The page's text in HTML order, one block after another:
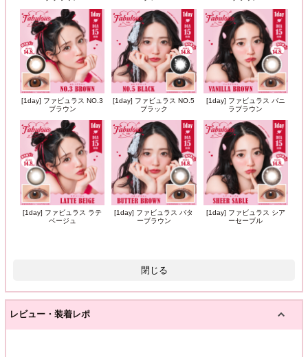
[1day] ファビュラス NO.3
ブラウン
[1day] ファビュラス NO.5
ブラック
[1day] ファビュラス バニ
ラブラウン
[1day] ファビュラス ラテ
ベージュ
[1day] ファビュラス バタ
ーブラウン
[1day] ファビュラス シア
ーセーブル
閉じる
レビュー・装着レポ